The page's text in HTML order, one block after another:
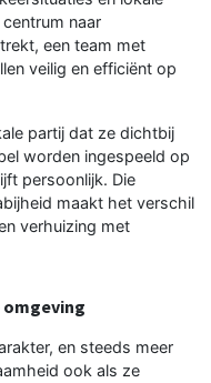
naar
een team met
veilig en efficiënt op
partij dat ze dichtbij
worden ingespeeld op
persoonlijk. Die
maakt het verschil
verhuizing met
omgeving
en steeds meer
ook als ze